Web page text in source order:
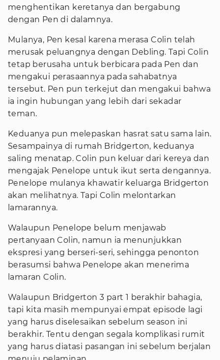
menghentikan keretanya dan bergabung
dengan Pen di dalamnya.
Mulanya, Pen kesal karena merasa Colin telah
merusak peluangnya dengan Debling. Tapi Colin
tetap berusaha untuk berbicara pada Pen dan
mengakui perasaannya pada sahabatnya
tersebut. Pen pun terkejut dan mengakui bahwa
ia ingin hubungan yang lebih dari sekadar
teman.
Keduanya pun melepaskan hasrat satu sama lain.
Sesampainya di rumah Bridgerton, keduanya
saling menatap. Colin pun keluar dari kereya dan
mengajak Penelope untuk ikut serta dengannya.
Penelope mulanya khawatir keluarga Bridgerton
akan melihatnya. Tapi Colin melontarkan
lamarannya.
Walaupun Penelope belum menjawab
pertanyaan Colin, namun ia menunjukkan
ekspresi yang berseri-seri, sehingga penonton
berasumsi bahwa Penelope akan menerima
lamaran Colin.
Walaupun Bridgerton 3 part 1 berakhir bahagia,
tapi kita masih mempunyai empat episode lagi
yang harus diselesaikan sebelum season ini
berakhir. Tentu dengan segala komplikasi rumit
yang harus diatasi pasangan ini sebelum berjalan